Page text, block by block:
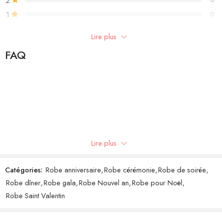
1 0
Write a review
Lire plus
FAQ
Lire plus
Catégories: Robe anniversaire,Robe cérémonie,Robe de soirée,
Robe dîner,Robe gala,Robe Nouvel an,Robe pour Noël,
Robe Saint Valentin